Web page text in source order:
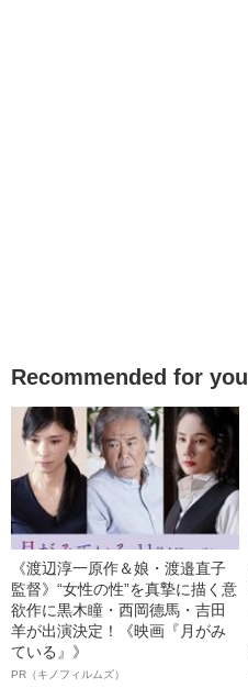
Recommended for you
《渡辺淳一原作＆娘・渡邉直子
監督》“女性の性”を真摯に描く意
欲作に黒木瞳・西岡德馬・吉田
羊が出演決定！《映画『月がみ
ている』》
PR（キノフィルムズ）